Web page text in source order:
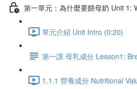
第一單元：為什麼要餵母奶 Unit 1:
單元介紹 Unit Intro (0:20)
第一課 母乳成分 Lesson1:
1.1.1 營養成分 Nutritional